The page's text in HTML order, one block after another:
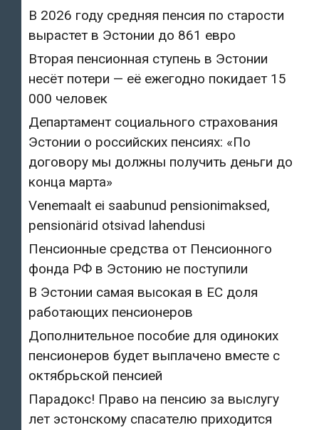
В 2026 году средняя пенсия по старости
вырастет в Эстонии до 861 евро
Вторая пенсионная ступень в Эстонии
несёт потери — её ежегодно покидает 15
000 человек
Департамент социального страхования
Эстонии о российских пенсиях: «По
договору мы должны получить деньги до
конца марта»
Venemaalt ei saabunud pensionimaksed,
pensionärid otsivad lahendusi
Пенсионные средства от Пенсионного
фонда РФ в Эстонию не поступили
В Эстонии самая высокая в ЕС доля
работающих пенсионеров
Дополнительное пособие для одиноких
пенсионеров будет выплачено вместе с
октябрьской пенсией
Парадокс! Право на пенсию за выслугу
лет эстонскому спасателю приходится